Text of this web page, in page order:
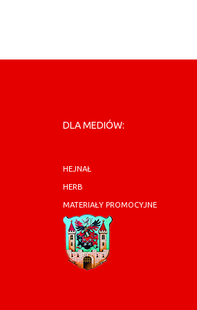
DLA MEDIÓW:
HEJNAŁ
HERB
MATERIAŁY PROMOCYJNE